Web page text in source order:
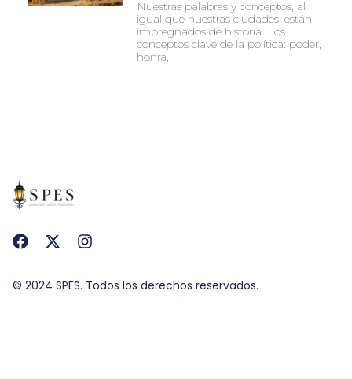
Nuestras palabras y conceptos, al
igual que nuestras ciudades, están
impregnados de historia. Los
conceptos clave de la política: poder,
honra,
© 2024 SPES. Todos los derechos reservados.